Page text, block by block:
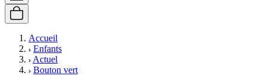
Accueil
Enfants
Actuel
Bouton vert